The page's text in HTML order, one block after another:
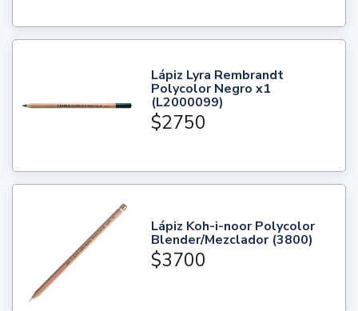
Lápiz Lyra Rembrandt
Polycolor Negro x1
(L2000099)
$2750
Lápiz Koh-i-noor Polycolor
Blender/Mezclador (3800)
$3700